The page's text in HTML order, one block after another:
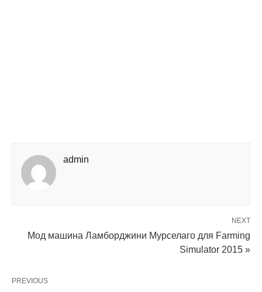
admin
NEXT
Мод машина Ламборджини Мурселаго для Farming
Simulator 2015 »
PREVIOUS